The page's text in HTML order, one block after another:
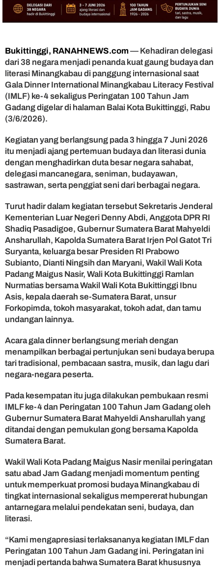
I
M
L
a
n
P
e
r
t
a
n
1
0
0
a
h
u
n
J
a
m
a
d
a
Bukittinggi, RANAHNEWS.com— Kehadiran delegasi
dari 38 negara menjadi penanda kuat gaung budaya dan
literasi Minangkabau di panggung internasional saat
Gala Dinner International Minangkabau Literacy Festival
(IMLF) ke-4 sekaligus Peringatan 100 Tahun Jam
Gadang digelar di halaman Balai Kota Bukittinggi, Rabu
(3/6/2026).
Kegiatan yang berlangsung pada 3 hingga 7 Juni 2026
itu menjadi ajang pertemuan budaya dan literasi dunia
dengan menghadirkan duta besar negara sahabat,
delegasi mancanegara, seniman, budayawan,
sastrawan, serta penggiat seni dari berbagai negara.
Turut hadir dalam kegiatan tersebut Sekretaris Jenderal
Kementerian Luar Negeri Denny Abdi, Anggota DPR RI
Shadiq Pasadigoe, Gubernur Sumatera Barat Mahyeldi
Ansharullah, Kapolda Sumatera Barat Irjen Pol Gatot Tri
Suryanta, keluarga besar Presiden RI Prabowo
Subianto, Dianti Ningsih dan Maryani, Wakil Wali Kota
Padang Maigus Nasir, Wali Kota Bukittinggi Ramlan
Nurmatias bersama Wakil Wali Kota Bukittinggi Ibnu
Asis, kepala daerah se-Sumatera Barat, unsur
Forkopimda, tokoh masyarakat, tokoh adat, dan tamu
undangan lainnya.
Acara gala dinner berlangsung meriah dengan
menampilkan berbagai pertunjukan seni budaya berupa
tari tradisional, pembacaan sastra, musik, dan lagu dari
negara-negara peserta.
Pada kesempatan itu juga dilakukan pembukaan resmi
IMLF ke-4 dan Peringatan 100 Tahun Jam Gadang oleh
Gubernur Sumatera Barat Mahyeldi Ansharullah yang
ditandai dengan pemukulan gong bersama Kapolda
Sumatera Barat.
Wakil Wali Kota Padang Maigus Nasir menilai peringatan
satu abad Jam Gadang menjadi momentum penting
untuk memperkuat promosi budaya Minangkabau di
tingkat internasional sekaligus mempererat hubungan
antarnegara melalui pendekatan seni, budaya, dan
literasi.
“Kami mengapresiasi terlaksananya kegiatan IMLF dan
Peringatan 100 Tahun Jam Gadang ini. Peringatan ini
menjadi pertanda bahwa Sumatera Barat khususnya